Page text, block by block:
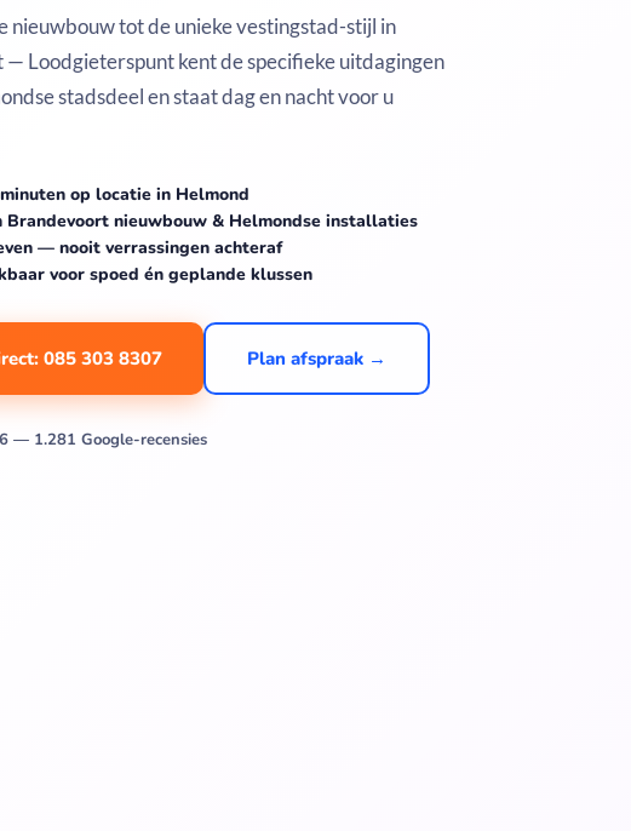
nieuwbouw tot de unieke vestingstad-stijl in
Loodgieterspunt kent de specifieke uitdagingen
stadsdeel en staat dag en nacht voor u
op locatie in Helmond
Brandevoort nieuwbouw & Helmondse installaties
— nooit verrassingen achteraf
voor spoed én geplande klussen
085 303 8307 Plan afspraak →
— 1.281 Google-recensies